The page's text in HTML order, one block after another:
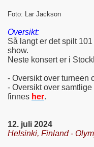
Foto: Lar Jackson
Oversikt:
Så langt er det spilt
show.
Neste konsert er i
- Oversikt over turneen
- Oversikt over
finnes her.
12. juli 2024
Helsinki, Finland -